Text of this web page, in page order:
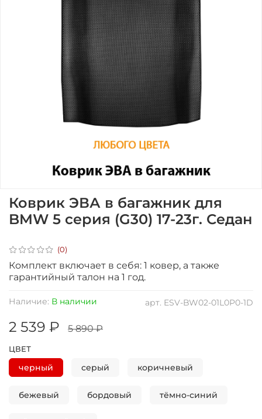
(0)
арт. ESV-BW02-01L0P0-1D
Наличие: В наличии
Коврик ЭВА в багажник для
BMW 5 серия (G30) 17-23г. Седан
2 539 ₽ 5 890 ₽
ЦВЕТ
черный серый коричневый
бежевый бордовый тёмно-синий
Комплект включает в себя: 1 ковер, а также
гарантийный талон на 1 год.